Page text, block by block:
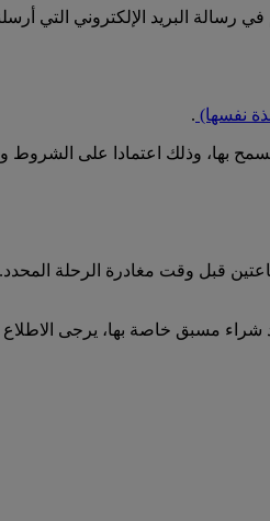
البريد الإلكتروني التي
نفسها) .
بها، وذلك اعتمادا على الشروط
قبل وقت مغادرة الرحلة
مسبق خاصة بها، يرجى الاطلاع